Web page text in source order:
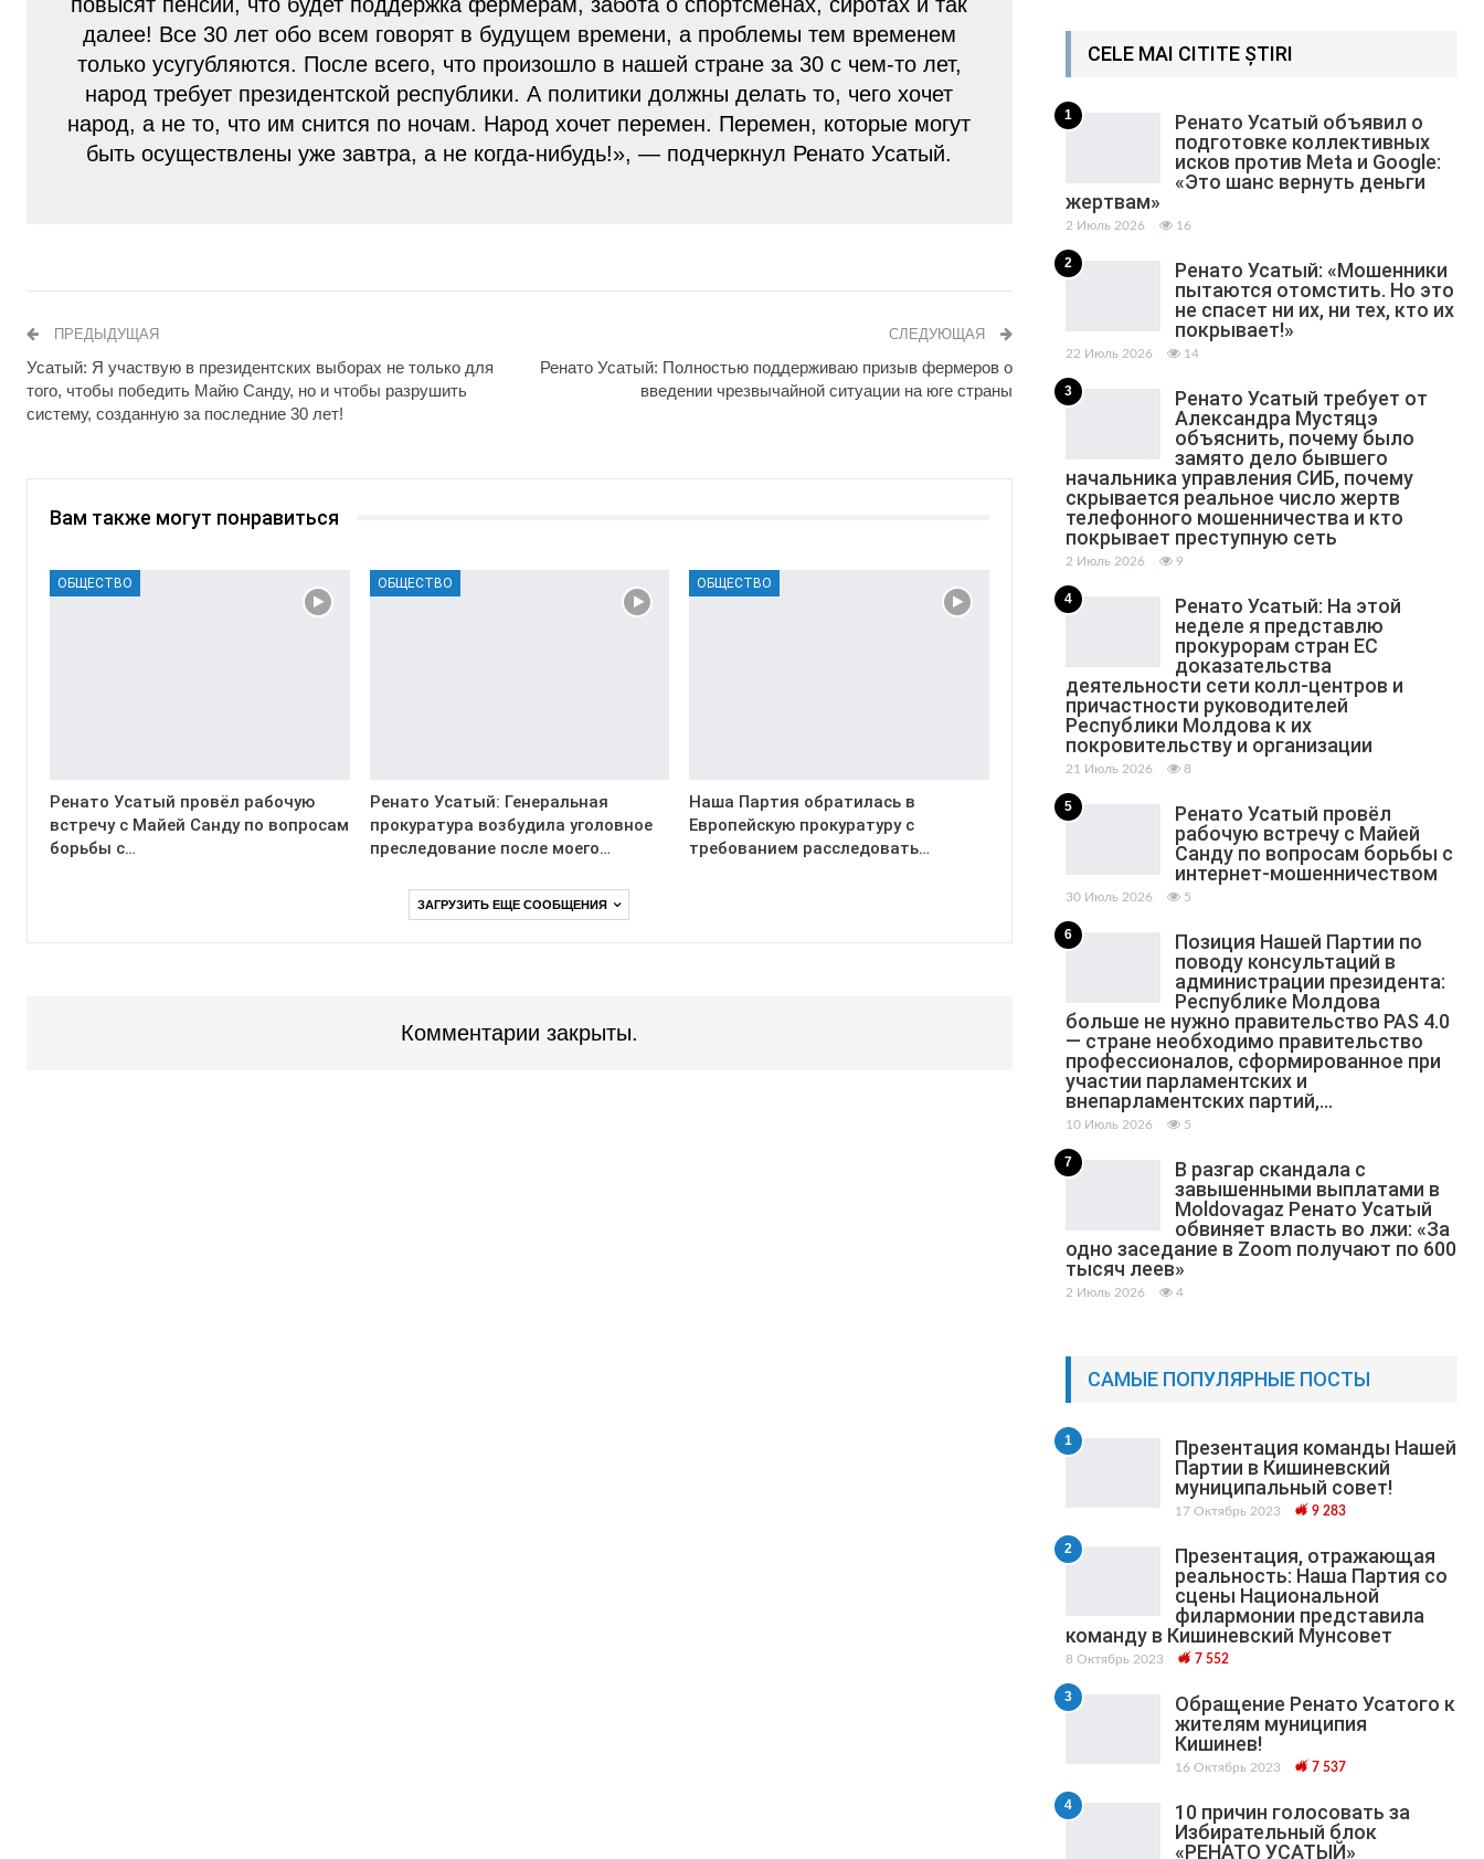
далее! Все 30 лет обо всем говорят в будущем времени, а проблемы тем временем
только усугубляются. После всего, что произошло в нашей стране за 30 с чем-то лет,
народ требует президентской республики. А политики должны делать то, чего хочет
народ, а не то, что им снится по ночам. Народ хочет перемен. Перемен, которые могут
быть осуществлены уже завтра, а не когда-нибудь!», — подчеркнул Ренато Усатый.
ПРЕДЫДУЩАЯ
Усатый: Я участвую в президентских выборах не только для
того, чтобы победить Майю Санду, но и чтобы разрушить
систему, созданную за последние 30 лет!
СЛЕДУЮЩАЯ
Ренато Усатый: Полностью поддерживаю призыв фермеров о
введении чрезвычайной ситуации на юге страны
Вам также могут понравиться
ОБЩЕСТВО
Ренато Усатый провёл рабочую
встречу с Майей Санду по вопросам
борьбы с…
ОБЩЕСТВО
Ренато Усатый: Генеральная
прокуратура возбудила уголовное
преследование после моего…
ОБЩЕСТВО
Наша Партия обратилась в
Европейскую прокуратуру с
требованием расследовать…
ЗАГРУЗИТЬ ЕЩЕ СООБЩЕНИЯ
Комментарии закрыты.
CELE MAI CITITE ȘTIRI
1
Ренато Усатый объявил о
подготовке коллективных
исков против Meta и Google:
«Это шанс вернуть деньги
жертвам»
2 Июль 2026 16
2
Ренато Усатый: «Мошенники
пытаются отомстить. Но это
не спасет ни их, ни тех, кто их
покрывает!»
22 Июль 2026 14
3
Ренато Усатый требует от
Александра Мустяцэ
объяснить, почему было
замято дело бывшего
начальника управления СИБ, почему
скрывается реальное число жертв
телефонного мошенничества и кто
покрывает преступную сеть
2 Июль 2026 9
4
Ренато Усатый: На этой
неделе я представлю
прокурорам стран ЕС
доказательства
деятельности сети колл-центров и
причастности руководителей
Республики Молдова к их
покровительству и организации
21 Июль 2026 8
5
Ренато Усатый провёл
рабочую встречу с Майей
Санду по вопросам борьбы с
интернет-мошенничеством
30 Июль 2026 5
6
Позиция Нашей Партии по
поводу консультаций в
администрации президента:
Республике Молдова
больше не нужно правительство PAS 4.0
— стране необходимо правительство
профессионалов, сформированное при
участии парламентских и
внепарламентских партий,…
10 Июль 2026 5
7
В разгар скандала с
завышенными выплатами в
Moldovagaz Ренато Усатый
обвиняет власть во лжи: «За
одно заседание в Zoom получают по 600
тысяч леев»
2 Июль 2026 4
САМЫЕ ПОПУЛЯРНЫЕ ПОСТЫ
1
Презентация команды Нашей
Партии в Кишиневский
муниципальный cовет!
17 Октябрь 2023 9 283
2
Презентация, отражающая
реальность: Наша Партия со
сцены Национальной
филармонии представила
команду в Кишиневский Мунсовет
8 Октябрь 2023 7 552
3
Обращение Ренато Усатого к
жителям муниципия
Кишинев!
16 Октябрь 2023 7 537
4
10 причин голосовать за
Избирательный блок
«РЕНАТО УСАТЫЙ»